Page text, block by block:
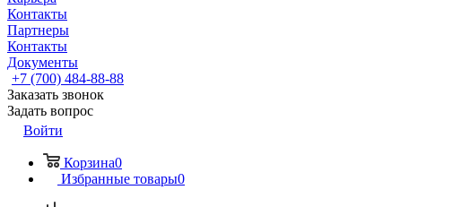
Контакты
Партнеры
Контакты
Документы
+7 (700) 484-88-88
Заказать звонок
Задать вопрос
Войти
Корзина0
Избранные товары0